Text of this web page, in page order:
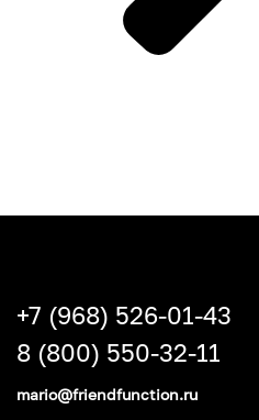
+7 (968) 526-01-43
8 (800) 550-32-11
mario@friendfunction.ru